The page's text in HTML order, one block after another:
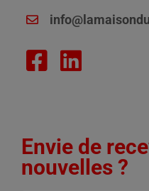
Envie de
nouvelles ?